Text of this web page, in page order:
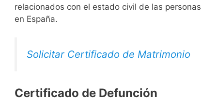
relacionados con el estado civil de las personas
en España.
Solicitar Certificado de Matrimonio
Certificado de Defunción